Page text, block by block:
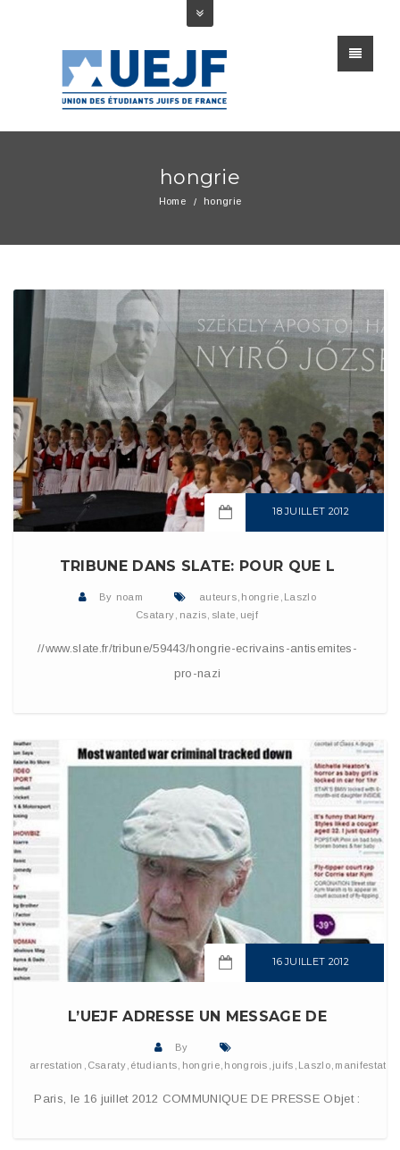
hongrie
Home hongrie
18 JUILLET 2012
TRIBUNE DANS SLATE: POUR QUE L
By noam auteurs hongrie Laszlo
Csatary nazis slate uejf
//www.slate.fr/tribune/59443/hongrie-ecrivains-antisemites-
pro-nazi
16 JUILLET 2012
L’UEJF ADRESSE UN MESSAGE DE
By
arrestation
Csaraty étudiants hongrie hongrois juifs Laszlo
Paris, le 16 juillet 2012 COMMUNIQUE DE PRESSE Objet :